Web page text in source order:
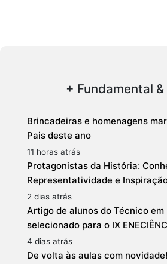
+ Fundamental
Brincadeiras e homenagens
Pais deste ano
11 horas atrás
Protagonistas da História:
Representatividade e
2 dias atrás
Artigo de alunos do Técnico em
selecionado para o IX
4 dias atrás
De volta às aulas com novidade!